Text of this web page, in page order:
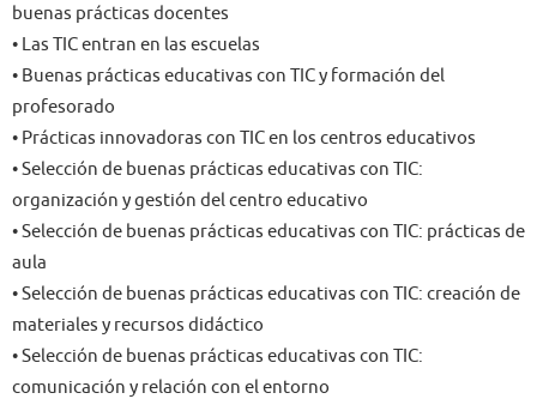
buenas prácticas docentes
• Las TIC entran en las escuelas
• Buenas prácticas educativas con TIC y formación del
profesorado
• Prácticas innovadoras con TIC en los centros educativos
• Selección de buenas prácticas educativas con TIC:
organización y gestión del centro educativo
• Selección de buenas prácticas educativas con TIC: prácticas de
aula
• Selección de buenas prácticas educativas con TIC: creación de
materiales y recursos didáctico
• Selección de buenas prácticas educativas con TIC:
comunicación y relación con el entorno